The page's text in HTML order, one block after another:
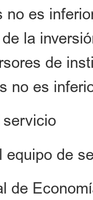
no es
la
de
no es
equipo de
de